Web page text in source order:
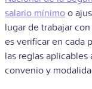
salario mínimo o
lugar de trabajar
es verificar en cada
las reglas
convenio y